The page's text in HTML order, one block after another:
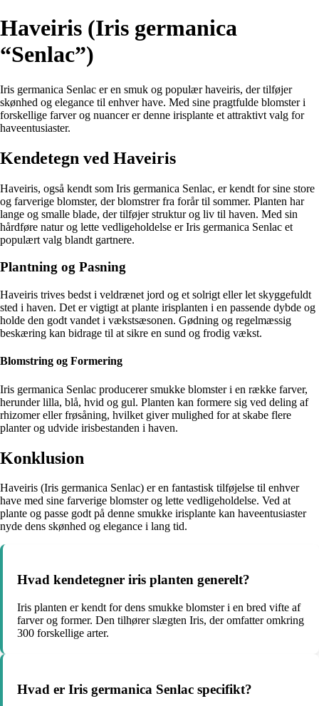
Haveiris (Iris germanica
“Senlac”)
Iris germanica Senlac er en smuk og populær haveiris, der tilføjer
skønhed og elegance til enhver have. Med sine pragtfulde blomster i
forskellige farver og nuancer er denne irisplante et attraktivt valg for
haveentusiaster.
Kendetegn ved Haveiris
Haveiris, også kendt som Iris germanica Senlac, er kendt for sine store
og farverige blomster, der blomstrer fra forår til sommer. Planten har
lange og smalle blade, der tilføjer struktur og liv til haven. Med sin
hårdføre natur og lette vedligeholdelse er Iris germanica Senlac et
populært valg blandt gartnere.
Plantning og Pasning
Haveiris trives bedst i veldrænet jord og et solrigt eller let skyggefuldt
sted i haven. Det er vigtigt at plante irisplanten i en passende dybde og
holde den godt vandet i vækstsæsonen. Gødning og regelmæssig
beskæring kan bidrage til at sikre en sund og frodig vækst.
Blomstring og Formering
Iris germanica Senlac producerer smukke blomster i en række farver,
herunder lilla, blå, hvid og gul. Planten kan formere sig ved deling af
rhizomer eller frøsåning, hvilket giver mulighed for at skabe flere
planter og udvide irisbestanden i haven.
Konklusion
Haveiris (Iris germanica Senlac) er en fantastisk tilføjelse til enhver
have med sine farverige blomster og lette vedligeholdelse. Ved at
plante og passe godt på denne smukke irisplante kan haveentusiaster
nyde dens skønhed og elegance i lang tid.
Hvad kendetegner iris planten generelt?
Iris planten er kendt for dens smukke blomster i en bred vifte af
farver og former. Den tilhører slægten Iris, der omfatter omkring
300 forskellige arter.
Hvad er Iris germanica Senlac specifikt?